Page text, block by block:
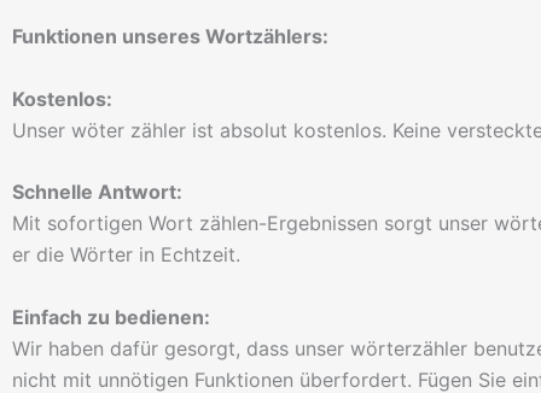
Funktionen unseres Wortzählers:
Kostenlos:
Unser wöter zähler ist absolut kostenlos. Keine
Schnelle Antwort:
Mit sofortigen Wort zählen-Ergebnissen sorgt unser
er die Wörter in Echtzeit.
Einfach zu bedienen:
Wir haben dafür gesorgt, dass unser wörterzähler
nicht mit unnötigen Funktionen überfordert. Fügen Sie